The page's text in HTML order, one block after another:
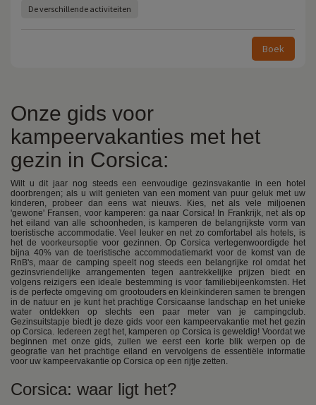
De verschillende activiteiten
Boek
Onze gids voor
kampeervakanties met het
gezin in Corsica:
Wilt u dit jaar nog steeds een eenvoudige gezinsvakantie in een hotel
doorbrengen; als u wilt genieten van een moment van puur geluk met uw
kinderen, probeer dan eens wat nieuws. Kies, net als vele miljoenen
'gewone' Fransen, voor kamperen: ga naar Corsica! In Frankrijk, net als op
het eiland van alle schoonheden, is kamperen de belangrijkste vorm van
toeristische accommodatie. Veel leuker en net zo comfortabel als hotels, is
het de voorkeursoptie voor gezinnen. Op Corsica vertegenwoordigde het
bijna 40% van de toeristische accommodatiemarkt voor de komst van de
RnB's, maar de camping speelt nog steeds een belangrijke rol omdat het
gezinsvriendelijke arrangementen tegen aantrekkelijke prijzen biedt en
volgens reizigers een ideale bestemming is voor familiebijeenkomsten. Het
is de perfecte omgeving om grootouders en kleinkinderen samen te brengen
in de natuur en je kunt het prachtige Corsicaanse landschap en het unieke
water ontdekken op slechts een paar meter van je campingclub.
Gezinsuitstapje biedt je deze gids voor een kampeervakantie met het gezin
op Corsica. Iedereen zegt het, kamperen op Corsica is geweldig! Voordat we
beginnen met onze gids, zullen we eerst een korte blik werpen op de
geografie van het prachtige eiland en vervolgens de essentiële informatie
voor uw kampeervakantie op Corsica op een rijtje zetten.
Corsica: waar ligt het?